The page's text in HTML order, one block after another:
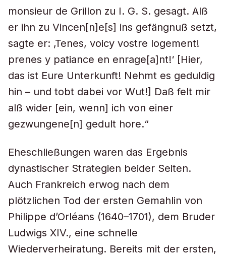
monsieur de Grillon zu I. G. S. gesagt. Alß
er ihn zu Vincen[n]e[s] ins gefängnuß setzt,
sagte er: ‚Tenes, voicy vostre logement!
prenes y patiance en enrage[a]nt!‘ [Hier,
das ist Eure Unterkunft! Nehmt es geduldig
hin – und tobt dabei vor Wut!] Daß felt mir
alß wider [ein, wenn] ich von einer
gezwungene[n] gedult hore.“
Eheschließungen waren das Ergebnis
dynastischer Strategien beider Seiten.
Auch Frankreich erwog nach dem
plötzlichen Tod der ersten Gemahlin von
Philippe d’Orléans (1640–1701), dem Bruder
Ludwigs XIV., eine schnelle
Wiederverheiratung. Bereits mit der ersten,